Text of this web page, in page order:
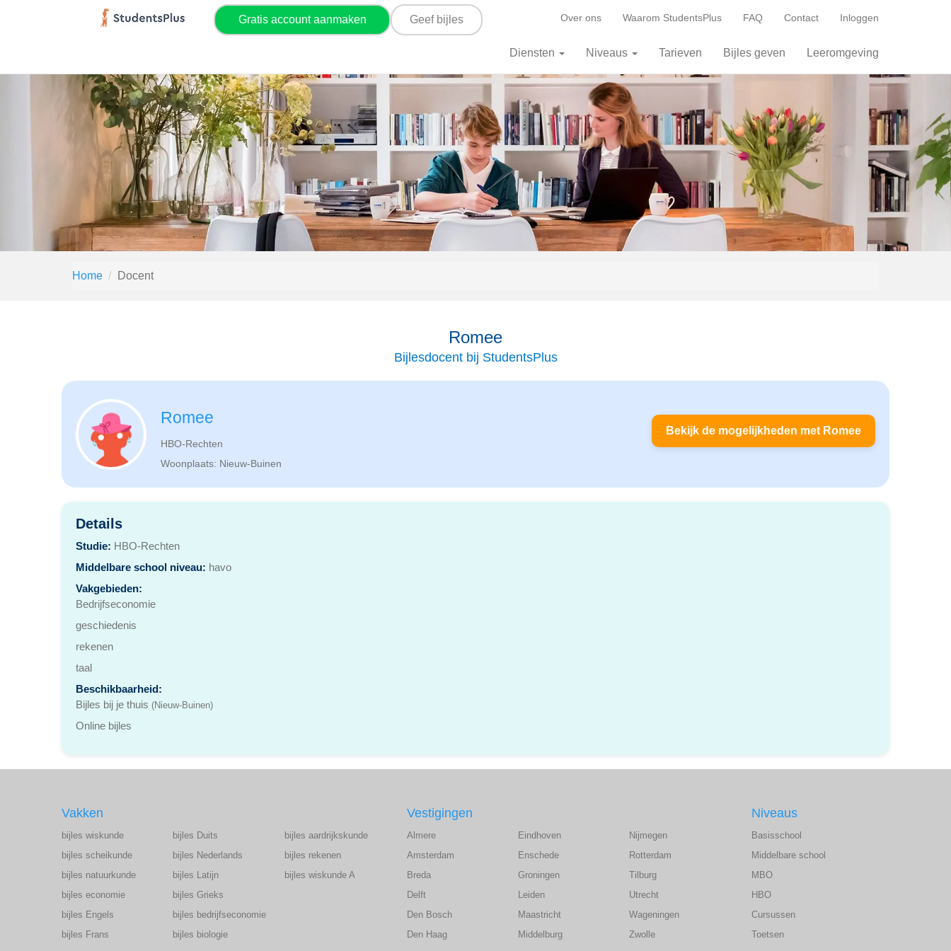
Gratis account aanmaken Geef bijles Over ons Waarom StudentsPlus FAQ Contact Inloggen
Diensten Niveaus Tarieven Bijles geven Leeromgeving
Home Docent
Romee
Bijlesdocent bij StudentsPlus
Romee
HBO-Rechten
Woonplaats: Nieuw-Buinen
Bekijk de mogelijkheden met Romee
Details
Studie: HBO-Rechten
Middelbare school niveau: havo
Vakgebieden:
Bedrijfseconomie
geschiedenis
rekenen
taal
Beschikbaarheid:
Bijles bij je thuis (Nieuw-Buinen)
Online bijles
Vakken
bijles wiskunde
bijles scheikunde
bijles natuurkunde
bijles economie
bijles Engels
bijles Frans
bijles Duits
bijles Nederlands
bijles Latijn
bijles Grieks
bijles bedrijfseconomie
bijles biologie
bijles aardrijkskunde
bijles rekenen
bijles wiskunde A
Vestigingen
Almere
Amsterdam
Breda
Delft
Den Bosch
Den Haag
Eindhoven
Enschede
Groningen
Leiden
Maastricht
Middelburg
Nijmegen
Rotterdam
Tilburg
Utrecht
Wageningen
Zwolle
Niveaus
Basisschool
Middelbare school
MBO
HBO
Cursussen
Toetsen